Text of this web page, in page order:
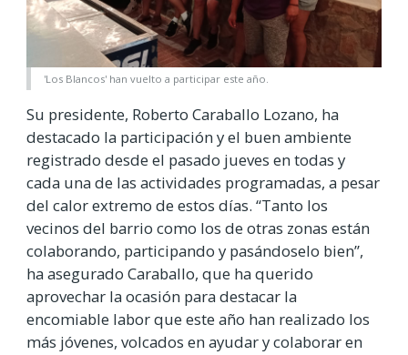
'Los Blancos' han vuelto a participar este año.
Su presidente, Roberto Caraballo Lozano, ha
destacado la participación y el buen ambiente
registrado desde el pasado jueves en todas y
cada una de las actividades programadas, a pesar
del calor extremo de estos días. “Tanto los
vecinos del barrio como los de otras zonas están
colaborando, participando y pasándoselo bien”,
ha asegurado Caraballo, que ha querido
aprovechar la ocasión para destacar la
encomiable labor que este año han realizado los
más jóvenes, volcados en ayudar y colaborar en